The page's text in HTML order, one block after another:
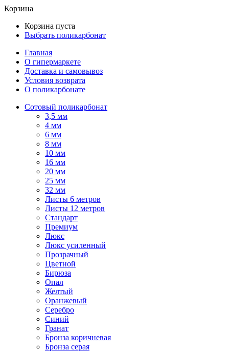
Корзина
Корзина пуста
Выбрать поликарбонат
Главная
О гипермаркете
Доставка и самовывоз
Условия возврата
О поликарбонате
Сотовый поликарбонат
3,5 мм
4 мм
6 мм
8 мм
10 мм
16 мм
20 мм
25 мм
32 мм
Листы 6 метров
Листы 12 метров
Стандарт
Премиум
Люкс
Люкс усиленный
Прозрачный
Цветной
Бирюза
Опал
Желтый
Оранжевый
Серебро
Синий
Гранат
Бронза коричневая
Бронза серая